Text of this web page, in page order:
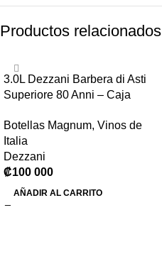
Productos relacionados
3.0L Dezzani Barbera di Asti
Superiore 80 Anni – Caja
Botellas Magnum, Vinos de
Italia
Dezzani
₡100 000
AÑADIR AL CARRITO